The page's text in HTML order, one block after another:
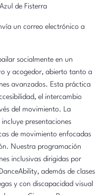
de Fisterra
un correo electrónico a
socialmente en un
y acogedor, abierto tanto a
avanzados. Esta práctica
el intercambio
del movimiento. La
presentaciones
de movimiento enfocadas
Nuestra programación
inclusivas dirigidas por
además de clases
y con discapacidad visual